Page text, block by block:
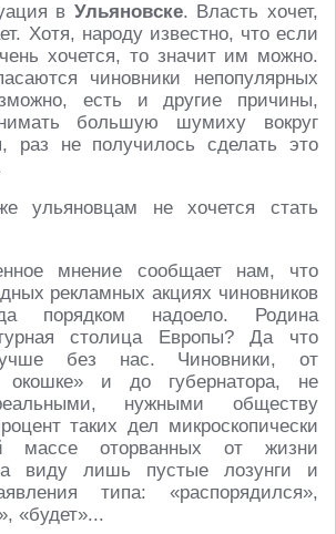
в Ульяновске. Власть хочет,
Хотя, народу известно, что если
хочется, то значит им можно.
чиновники непопулярных
есть и другие причины,
большую шумиху вокруг
раз не получилось сделать это
ульяновцам не хочется стать
мнение сообщает нам, что
рекламных акциях чиновников
порядком надоело. Родина
столица Европы? Да что
без нас. Чиновники, от
окошке» и до губернатора, не
нужными обществу
таких дел микроскопически
оторванных от жизни
виду лишь пустые лозунги и
типа: «распорядился»,
«будет»...